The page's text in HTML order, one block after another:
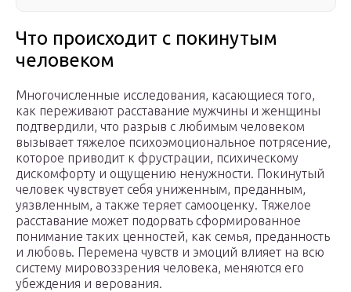
Что происходит с покинутым
человеком
Многочисленные исследования, касающиеся того,
как переживают расставание мужчины и женщины
подтвердили, что разрыв с любимым человеком
вызывает тяжелое психоэмоциональное потрясение,
которое приводит к фрустрации, психическому
дискомфорту и ощущению ненужности. Покинутый
человек чувствует себя униженным, преданным,
уязвленным, а также теряет самооценку. Тяжелое
расставание может подорвать сформированное
понимание таких ценностей, как семья, преданность
и любовь. Перемена чувств и эмоций влияет на всю
систему мировоззрения человека, меняются его
убеждения и верования.